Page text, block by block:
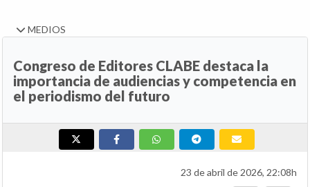
MEDIOS
Congreso de Editores CLABE destaca la
importancia de audiencias y competencia en
el periodismo del futuro
23 de abril de 2026, 22:08h